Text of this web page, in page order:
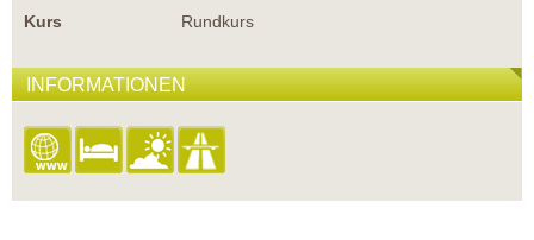
Kurs
Rundkurs
INFORMATIONEN